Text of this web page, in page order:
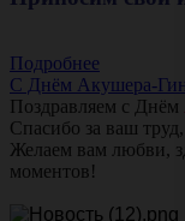
Подробнее
С Днём Акушера-
Поздравляем с Днём
Спасибо за ваш
Желаем вам любви,
моментов!